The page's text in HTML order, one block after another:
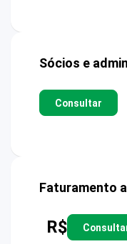
Sócios e
Consultar
Faturamento
R$